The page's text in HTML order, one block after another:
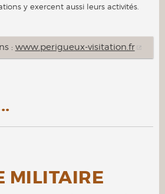
y exercent aussi leurs activités.
: www.perigueux-visitation.fr
MILITAIRE